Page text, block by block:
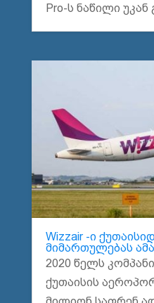
Pro-ს ნაწილი უკან
Wizzair -ი
მიმართულებას
2020 წელს
ქუთაისის